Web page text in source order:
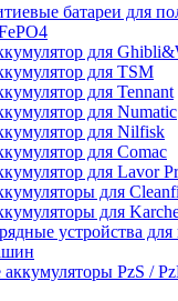
батареи для
для
для TSM
для Tennant
для Numatic
для Nilfisk
для Comac
для Lavor
для
для
устройства
аккумуляторы PzS /